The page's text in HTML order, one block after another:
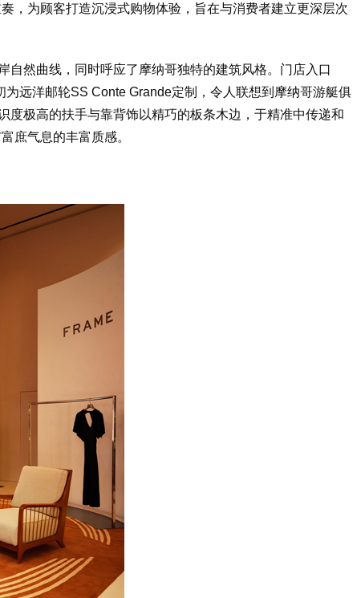
，为顾客打造沉浸式购物体验，旨在与消费者建立更深层次
然曲线，同时呼应了摩纳哥独特的建筑风格。门店入口
为远洋邮轮SS Conte Grande定制，令人联想到摩纳哥游艇俱
度极高的扶手与靠背饰以精巧的板条木边，于精准中传递和
庶气息的丰富质感。